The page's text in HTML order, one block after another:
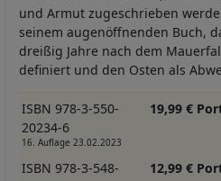
und Armut zugeschrieben
seinem augenöffnenden Buch,
dreißig Jahre nach dem
definiert und den Osten als
ISBN 978-3-550-
20234-6
16. Auflage 23.02.2023
19,99 €
ISBN 978-3-548-
12,99 €